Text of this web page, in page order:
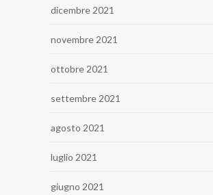
dicembre 2021
novembre 2021
ottobre 2021
settembre 2021
agosto 2021
luglio 2021
giugno 2021